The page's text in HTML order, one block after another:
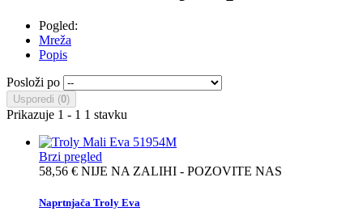
Pogled:
Mreža
Popis
Posloži po
Usporedi (0)
Prikazuje 1 - 1 1 stavku
Brzi pregled
58,56 € NIJE NA ZALIHI - POZOVITE NAS
Naprtnjača Troly Eva